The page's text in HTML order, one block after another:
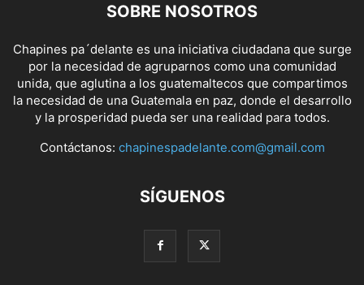
SOBRE NOSOTROS
Chapines pa´delante es una iniciativa ciudadana que surge
por la necesidad de agruparnos como una comunidad
unida, que aglutina a los guatemaltecos que compartimos
la necesidad de una Guatemala en paz, donde el desarrollo
y la prosperidad pueda ser una realidad para todos.
Contáctanos: chapinespadelante.com@gmail.com
SÍGUENOS